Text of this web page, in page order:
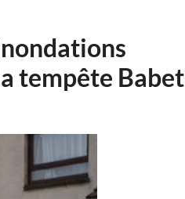
tempête Babet